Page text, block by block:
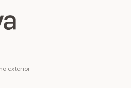
exterior